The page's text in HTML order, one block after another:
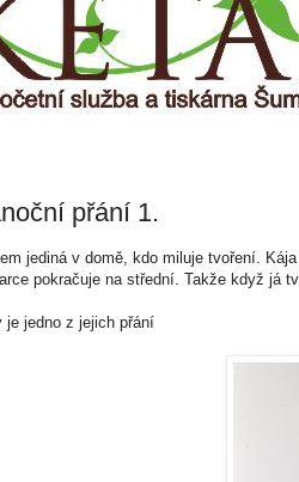
přání 1.
jediná v domě, kdo miluje tvoření.
pokračuje na střední. Takže když já
je jedno z jejich přání